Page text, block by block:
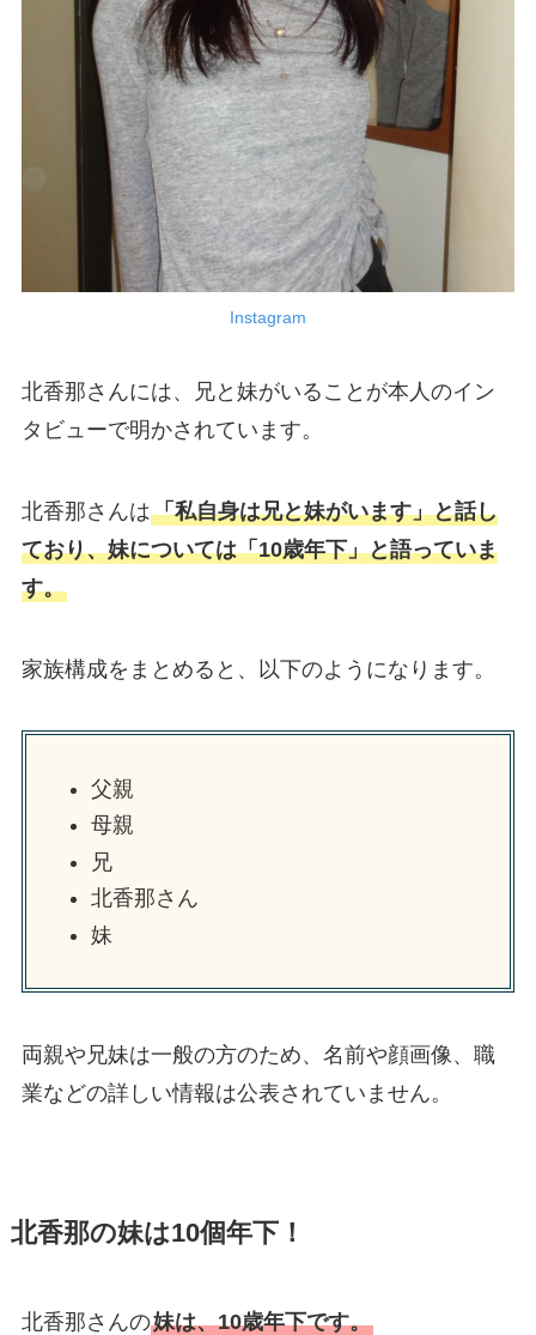
Instagram
北香那さんには、兄と妹がいることが本人のイン
タビューで明かされています。
北香那さんは「私自身は兄と妹がいます」と話し
ており、妹については「10歳年下」と語っていま
す。
家族構成をまとめると、以下のようになります。
父親
母親
兄
北香那さん
妹
両親や兄妹は一般の方のため、名前や顔画像、職
業などの詳しい情報は公表されていません。
北香那の妹は10個年下！
北香那さんの妹は、10歳年下です。